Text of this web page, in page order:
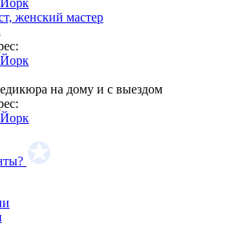
женский мастер
на дому и с выездом